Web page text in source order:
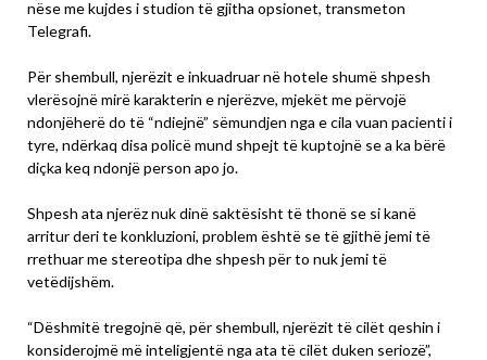
nëse me kujdes i studion të gjitha opsionet, transmeton
Telegrafi.
Për shembull, njerëzit e inkuadruar në hotele shumë shpesh
vlerësojnë mirë karakterin e njerëzve, mjekët me përvojë
ndonjëherë do të “ndiejnë” sëmundjen nga e cila vuan pacienti i
tyre, ndërkaq disa policë mund shpejt të kuptojnë se a ka bërë
diçka keq ndonjë person apo jo.
Shpesh ata njerëz nuk dinë saktësisht të thonë se si kanë
arritur deri te konkluzioni, problem është se të gjithë jemi të
rrethuar me stereotipa dhe shpesh për to nuk jemi të
vetëdijshëm.
“Dëshmitë tregojnë që, për shembull, njerëzit të cilët qeshin i
konsiderojmë më inteligjentë nga ata të cilët duken seriozë”,